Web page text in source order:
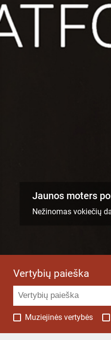
Paroda „Širdimi
Vilniaus paveikslų
Vertybių paieška
Muziejinės vertybės